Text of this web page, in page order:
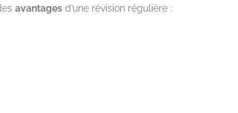
avantages d’une révision régulière :